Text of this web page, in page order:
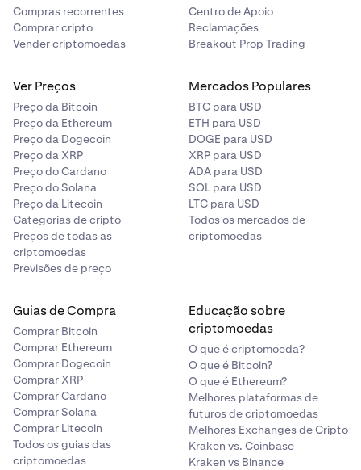
A resolução de disputas e a lei aplicável são regidas
pelos Termos de Serviço da Kraken aplicáveis a você
EEE:https://www.kraken.com/legal/eea-terms
(incluindo a Seção 15). Todos os demais residentes
elegíveis:https://www.kraken.com/legal/global-terms
Ao participar, você concorda com essas disposições
na medida em que se aplicam ao seu relacionamento
com a Kraken. Se não tiver certeza sobre quais
Termos de Serviço se aplicam a você, acesse
https://www.kraken.com/legal.
Compras recorrentes
Comprar cripto
Vender criptomoedas
Centro de Apoio
Reclamações
Breakout Prop Trading
Ver Preços
Preço da Bitcoin
Preço da Ethereum
Preço da Dogecoin
Preço da XRP
Preço do Cardano
Preço do Solana
Preço da Litecoin
Categorias de cripto
Preços de todas as
criptomoedas
Previsões de preço
Mercados Populares
BTC para USD
ETH para USD
DOGE para USD
XRP para USD
ADA para USD
SOL para USD
LTC para USD
Todos os mercados de
criptomoedas
Guias de Compra
Comprar Bitcoin
Comprar Ethereum
Comprar Dogecoin
Comprar XRP
Comprar Cardano
Comprar Solana
Comprar Litecoin
Todos os guias das
criptomoedas
Educação sobre
criptomoedas
O que é criptomoeda?
O que é Bitcoin?
O que é Ethereum?
Melhores plataformas de
futuros de criptomoedas
Melhores Exchanges de Cripto
Kraken vs. Coinbase
Kraken vs Binance